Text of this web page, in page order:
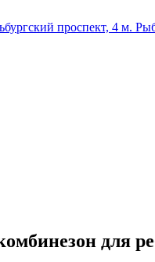
проспект, 4 м.
для